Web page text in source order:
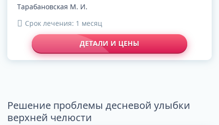
Тарабановская М. И.
Срок лечения: 1 месяц
ДЕТАЛИ И ЦЕНЫ
Решение проблемы десневой улыбки
верхней челюсти